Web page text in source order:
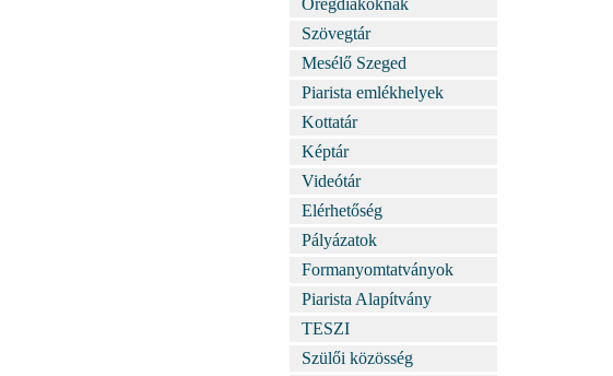
Öregdiákoknak
Szövegtár
Mesélő Szeged
Piarista emlékhelyek
Kottatár
Képtár
Videótár
Elérhetőség
Pályázatok
Formanyomtatványok
Piarista Alapítvány
TESZI
Szülői közösség